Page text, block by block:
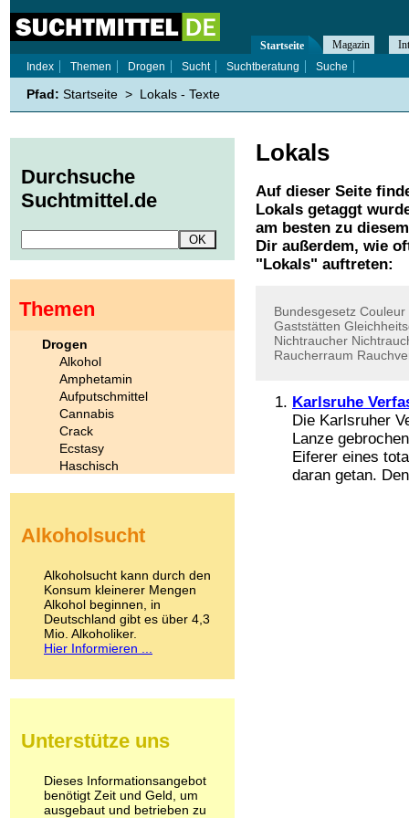
Lokals
Auf dieser Seite
Lokals getaggt
am besten zu
Dir außerdem, wie
" Lokals" auftreten:
Bundesgesetz Couleur
Gaststätten
Nichtraucher
Raucherraum
Karlsruhe
Die Karlsruher
Lanze
Eiferer eines
daran getan.
Startseite Magazin
Index
Themen Drogen Sucht Suchtberatung Suche
Pfad: Startseite > Lokals - Texte
Durchsuche
Suchtmittel.de
Themen
Drogen
Alkohol
Amphetamin
Aufputschmittel
Cannabis
Crack
Ecstasy
Haschisch
Kokain
LSD
Marihuana
Medikamente
Meskalin
Metamphetamin
Methadon
Pilze
Psychopharmaka
Schlafmittel
Schmerzmittel
Alkoholsucht
Alkoholsucht kann durch den
Konsum kleinerer Mengen
Alkohol beginnen, in
Deutschland gibt es über 4,3
Mio. Alkoholiker.
Hier Informieren ...
Unterstütze uns
Dieses Informationsangebot
benötigt Zeit und Geld, um
ausgebaut und betrieben zu